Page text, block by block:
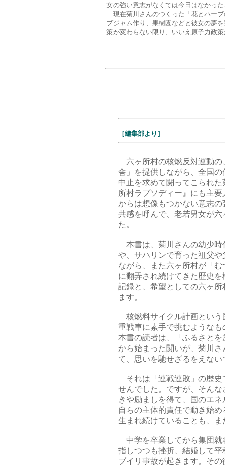
女の強い意志がなくては今日はなかっ
現在菊川さんのつくった「花とハー
ブジャム作り、果樹園などと彼女の夢
策が変わらない限り、いいえ原子力政
［編集部より］
六ヶ所村の核燃反対運動の
舎」を提供しながら、全国
中止を求めて闘ってこられ
所村ラプソディー』にも主
からは想像もつかない意志
共感を呼んで、老若男女が
た。
本書は、菊川さんの幼少時
や、サハリンで育った祖父
ながら、また六ヶ所村が「
に翻弄され続けてきた歴史
記録と、希望としての六ヶ
ます。
核燃料サイクル計画という
重戦車に素手で挑むような
本書の読者は、「ふるさと
から始まった闘いが、菊川
て、思いを馳せざるをえない
それは「連戦連敗」の歴史
せんでした。ですが、そん
きや励ましを得て、国のエ
自らの主体的責任で動き始
生まれ続けていることも、ま
中学を卒業してから集団就
指しつつも挫折、結婚して
ブイリ事故が起きます。そ